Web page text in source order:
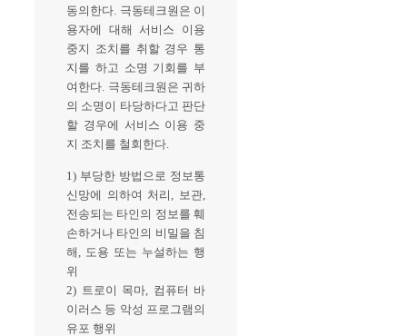
동의한다. 극동테크원은 이
용자에 대해 서비스 이용
중지 조치를 취할 경우 통
지를 하고 소명 기회를 부
여한다. 극동테크원은 귀하
의 소명이 타당하다고 판단
할 경우에 서비스 이용 중
지 조치를 철회한다.
1) 부당한 방법으로 정보통
신망에 의하여 처리, 보관,
전송되는 타인의 정보를 훼
손하거나 타인의 비밀을 침
해, 도용 또는 누설하는 행
위
2) 트로이 목마, 컴퓨터 바
이러스 등 악성 프로그램의
유포 행위